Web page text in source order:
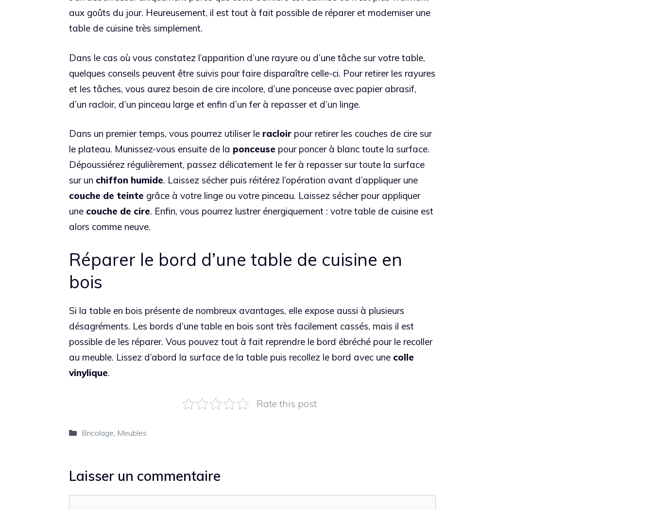
aux goûts du jour. Heureusement, il est tout à fait possible de réparer et moderniser une
table de cuisine très simplement.
Dans le cas où vous constatez l’apparition d’une rayure ou d’une tâche sur votre table,
quelques conseils peuvent être suivis pour faire disparaître celle-ci. Pour retirer les rayures
et les tâches, vous aurez besoin de cire incolore, d’une ponceuse avec papier abrasif,
d’un racloir, d’un pinceau large et enfin d’un fer à repasser et d’un linge.
Dans un premier temps, vous pourrez utiliser le racloir pour retirer les couches de cire sur
le plateau. Munissez-vous ensuite de la ponceuse pour poncer à blanc toute la surface.
Dépoussiérez régulièrement, passez délicatement le fer à repasser sur toute la surface
sur un chiffon humide. Laissez sécher puis réitérez l’opération avant d’appliquer une
couche de teinte grâce à votre linge ou votre pinceau. Laissez sécher pour appliquer
une couche de cire. Enfin, vous pourrez lustrer énergiquement : votre table de cuisine est
alors comme neuve.
Réparer le bord d’une table de cuisine en
bois
Si la table en bois présente de nombreux avantages, elle expose aussi à plusieurs
désagréments. Les bords d’une table en bois sont très facilement cassés, mais il est
possible de les réparer. Vous pouvez tout à fait reprendre le bord ébréché pour le recoller
au meuble. Lissez d’abord la surface de la table puis recollez le bord avec une colle
vinylique.
Rate this post
Catégories
Bricolage Meubles
Laisser un commentaire